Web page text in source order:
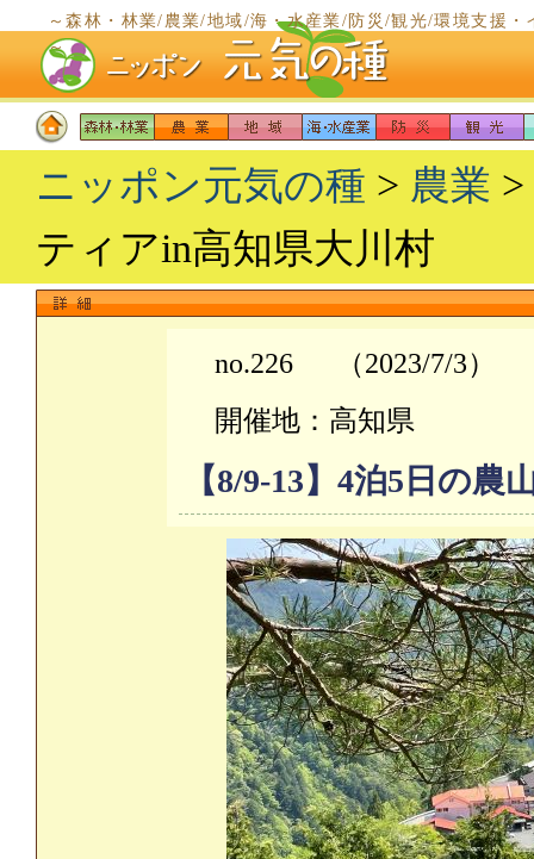
～森林・林業/農業/地域/海・水産業/防災/観光/環境支援
～
ニッポン元気の種 > 農業
ティアin高知県大川村
no.226
（2023/7/3）
開催地：高知県
【8/9-13】4泊5日の